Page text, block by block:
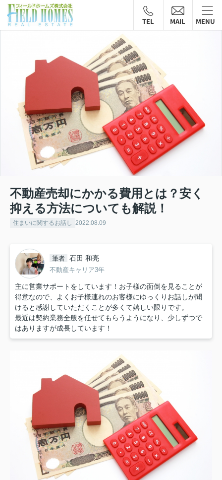
TEL MAIL MENU
不動産売却にかかる費用とは？安く
抑える方法についても解説！
住まいに関するお話し 2022.08.09
筆者 石田 和亮
不動産キャリア3年
主に営業サポートをしています！お子様の面倒を見ることが
得意なので、よくお子様連れのお客様にゆっくりお話しが聞
けると感謝していただくことが多くて嬉しい限りです。
最近は契約業務全般を任せてもらうようになり、少しずつで
はありますが成長しています！